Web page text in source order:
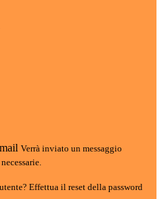
Verrà inviato un messaggio
Effettua il reset della password